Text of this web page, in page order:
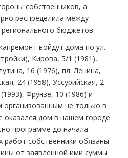
собственников, а
распределила между
бюджетов.
войдут дома по ул.
Кирова, 5/1 (1981),
16 (1976), пл. Ленина,
24 (1958), Уссурийская, 2
Фрунзе, 10 (1986) и
не только в
дом в нашем городе
программе до начала
работ собственники обязаны
от заявленной ими суммы